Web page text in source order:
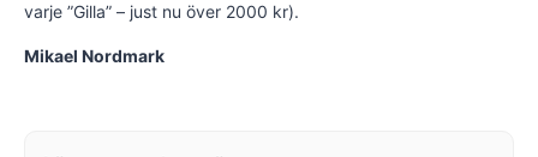
varje ”Gilla” – just nu över 2000 kr).
Mikael Nordmark